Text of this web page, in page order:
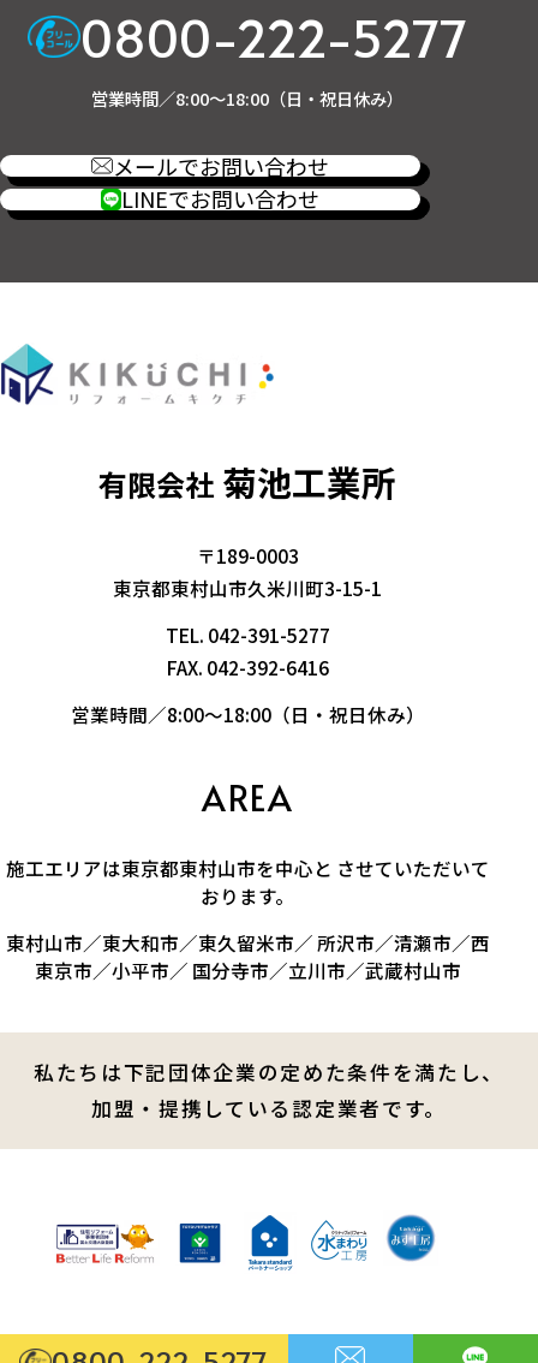
0800-222-5277
営業時間／8:00～18:00（日・祝日休み）
メールでお問い合わせ
LINEでお問い合わせ
有限会社 菊池工業所
〒189-0003
東京都東村山市久米川町3-15-1
TEL. 042-391-5277
FAX. 042-392-6416
営業時間／8:00～18:00（日・祝日休み）
AREA
施工エリアは東京都東村山市を中心と させていただいて
おります。
東村山市／東大和市／東久留米市／ 所沢市／清瀬市／西
東京市／小平市／ 国分寺市／立川市／武蔵村山市
私たちは下記団体企業の定めた条件を満たし、
加盟・提携している認定業者です。